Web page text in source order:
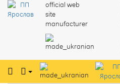
official web
site
manufacturer